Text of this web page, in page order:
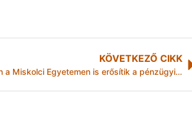
KÖVETKEZŐ CIKK
Az iskolák után a Miskolci Egyetemen is erősítik a pénzügyi tudatosságot